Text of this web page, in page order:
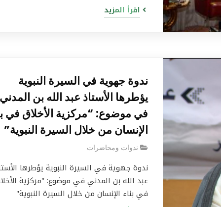
اقرأ المزيد
ندوة جهوية في السيرة النبوية
يؤطرها الأستاذ عبد الله بن المدني
في موضوع: “مركزية الأخلاق في
الإنسان من خلال السيرة النبوية”
ندوات ومحاضرات
ندوة جهوية في السيرة النبوية يؤطرها
عبد الله بن المدني في موضوع: "مركزية
في بناء الإنسان من خلال السيرة النبوية"